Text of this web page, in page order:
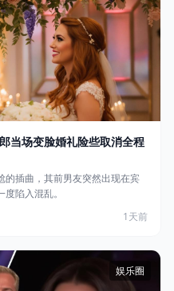
当场变脸婚礼险些取消全程
的插曲，其前男友突然出现在宾
陷入混乱。
1天前
娱乐圈